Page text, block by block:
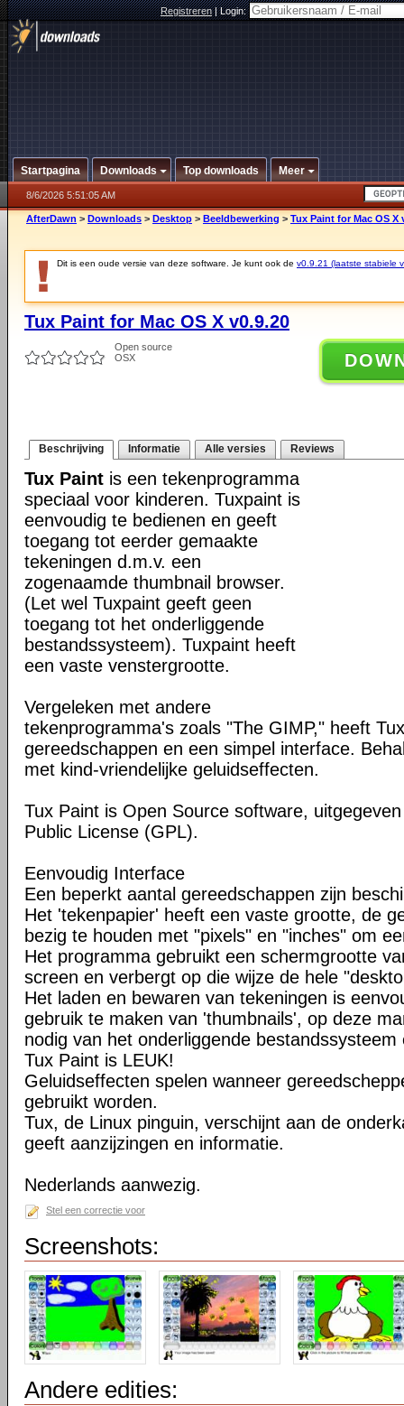
Registreren|Login:
Startpagina Downloads Top downloads Meer
8/6/2026 5:51:05 AM
AfterDawn > Downloads > Desktop > Beeldbewerking > Tux Paint for Mac OS X
Dit is een oude versie van deze software. Je kunt ook de v0.9.21 (laatste stabiele
Tux Paint for Mac OS X v0.9.20
Open source
OSX
Beschrijving Informatie Alle versies Reviews
Tux Paint is een tekenprogramma
speciaal voor kinderen. Tuxpaint is
eenvoudig te bedienen en geeft
toegang tot eerder gemaakte
tekeningen d.m.v. een
zogenaamde thumbnail browser.
(Let wel Tuxpaint geeft geen
toegang tot het onderliggende
bestandssysteem). Tuxpaint heeft
een vaste venstergrootte.
Vergeleken met andere
tekenprogramma's zoals "The GIMP," heeft
gereedschappen en een simpel interface.
met kind-vriendelijke geluidseffecten.
Tux Paint is Open Source software,
Public License (GPL).
Eenvoudig Interface
Een beperkt aantal gereedschappen zijn
Het 'tekenpapier' heeft een vaste grootte, de
bezig te houden met "pixels" en "inches" om
Het programma gebruikt een schermgrootte
screen en verbergt op die wijze de hele
Het laden en bewaren van tekeningen is
gebruik te maken van 'thumbnails', op deze
nodig van het onderliggende
Tux Paint is LEUK!
Geluidseffecten spelen wanneer
gebruikt worden.
Tux, de Linux pinguin, verschijnt aan de
geeft aanzijzingen en informatie.
Nederlands aanwezig.
Stel een correctie voor
Screenshots:
Andere edities: